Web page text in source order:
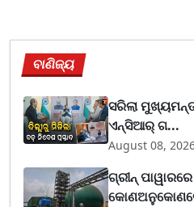
ବାଣିଜ୍ୟ
ସରିଲା
ଏନ୍‌ସିଆର୍ ଗ...
August 08,
ଗ୍ରୀନ୍